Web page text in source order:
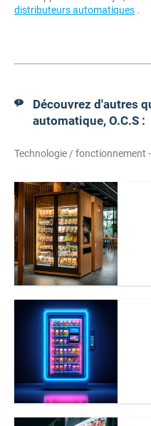
distributeurs automatiques .
Découvrez d'autres
automatique, O.C.S :
Technologie / fonctionnement